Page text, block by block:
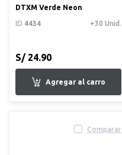
DTXM Verde Neon
ID 4434 +30 Unid.
S/ 24.90
Comparar